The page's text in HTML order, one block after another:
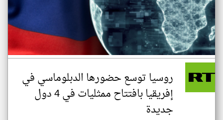
روسيا توسع حضورها الدبلوماسي في
إفريقيا بافتتاح ممثليات في 4 دول
جديدة